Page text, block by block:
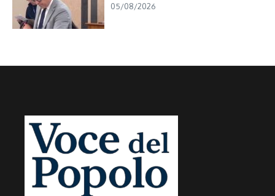
05/08/2026